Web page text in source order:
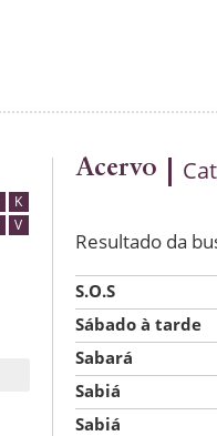
K
V
Acervo
Resultado da
S.O.S
Sábado à tarde
Sabará
Sabiá
Sabiá